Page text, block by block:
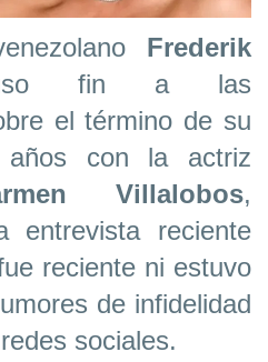
Frederik
fin a las
el término de su
con la actriz
Villalobos,
entrevista reciente
reciente ni estuvo
de infidelidad
sociales.